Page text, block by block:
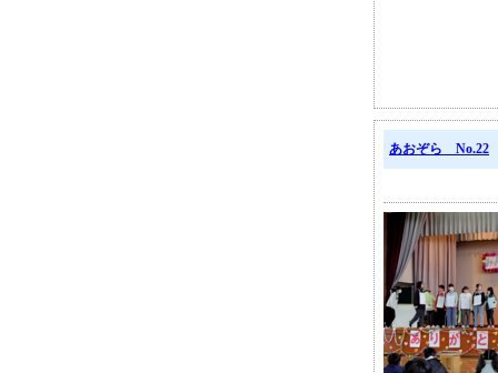
あおぞら No.22